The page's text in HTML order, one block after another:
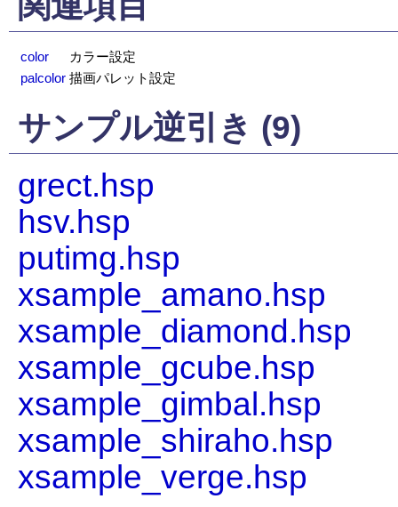
color
カラー設定
palcolor 描画パレット設定
サンプル逆引き (9)
grect.hsp
hsv.hsp
putimg.hsp
xsample_amano.hsp
xsample_diamond.hsp
xsample_gcube.hsp
xsample_gimbal.hsp
xsample_shiraho.hsp
xsample_verge.hsp